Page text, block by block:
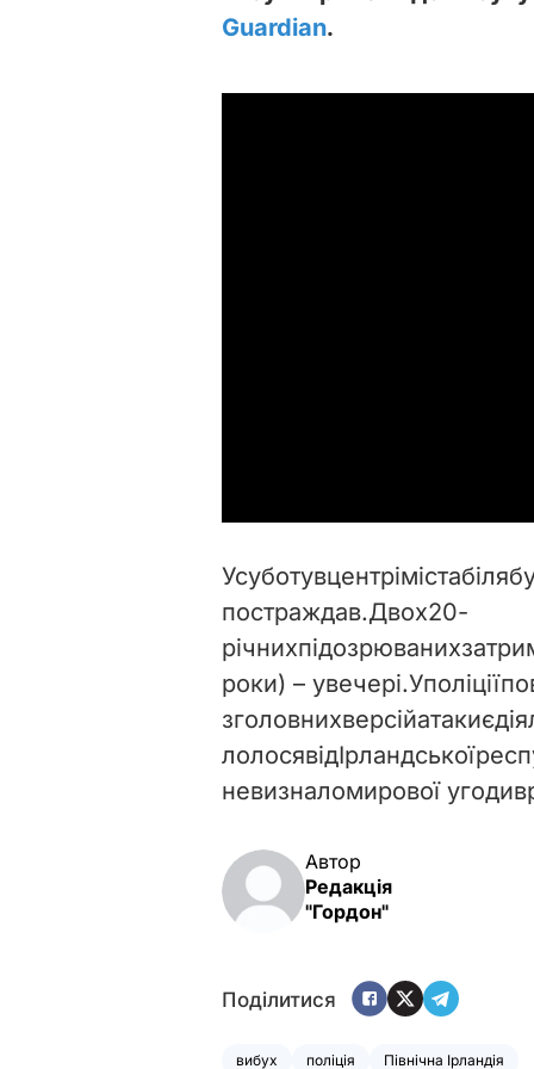
Guardian.
Усуботувцентрімістабіля
постраждав.Двох20-
річнихпідозрюваних
роки) – увечері.Уполіції
зголовнихверсійатакиє
лолосявідІрландської
невизналомирової угодив
Автор
Редакція
"Гордон"
Поділитися
вибух поліція Північна Ірландія